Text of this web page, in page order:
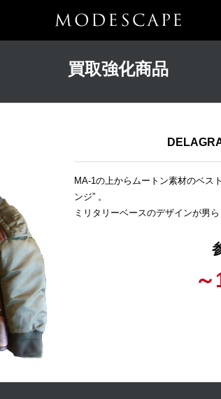
買取強化商品
MA-1の上からムートン素材のベス
ンジ” 。
ミリタリーベースのデザインが男